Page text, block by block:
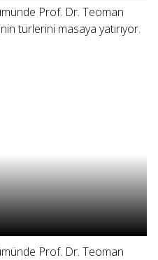
Prof. Dr. Teoman
türlerini masaya yatırıyor.
Prof. Dr. Teoman